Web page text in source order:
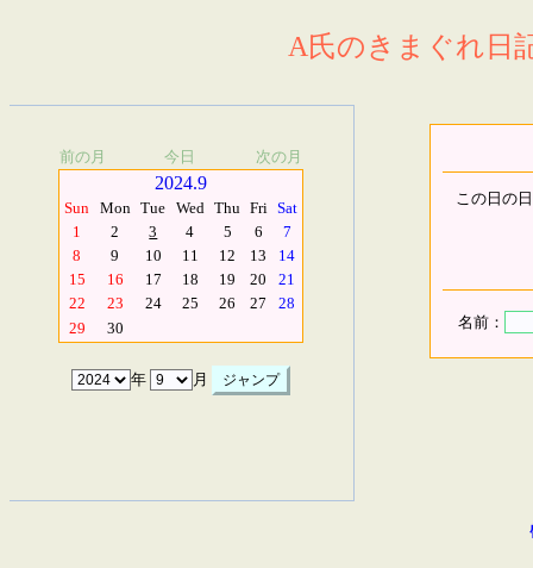
A氏のきまぐれ日
前の月 今日 次の月
2024.9
Sun Mon Tue Wed Thu Fri Sat
1
2 3 4 5 6
7
8
9 10 11 12 13
14
15
16 17 18 19 20
21
22
23 24 25 26 27
28
29
30
年 月
この日の
名前：